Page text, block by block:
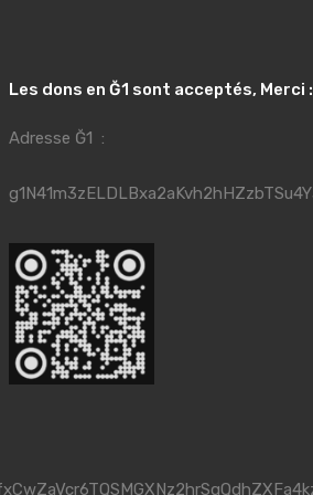
Les dons en Ğ1 sont acceptés, Merci
Adresse Ğ1 :